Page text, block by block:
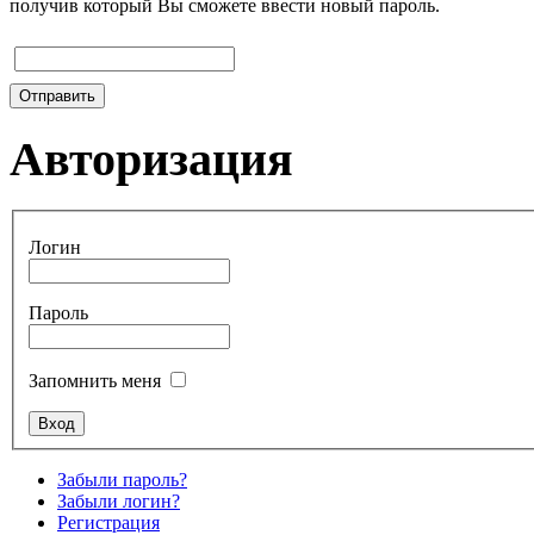
получив который Вы сможете ввести новый пароль.
Отправить
Авторизация
Логин
Пароль
Запомнить меня
Забыли пароль?
Забыли логин?
Регистрация